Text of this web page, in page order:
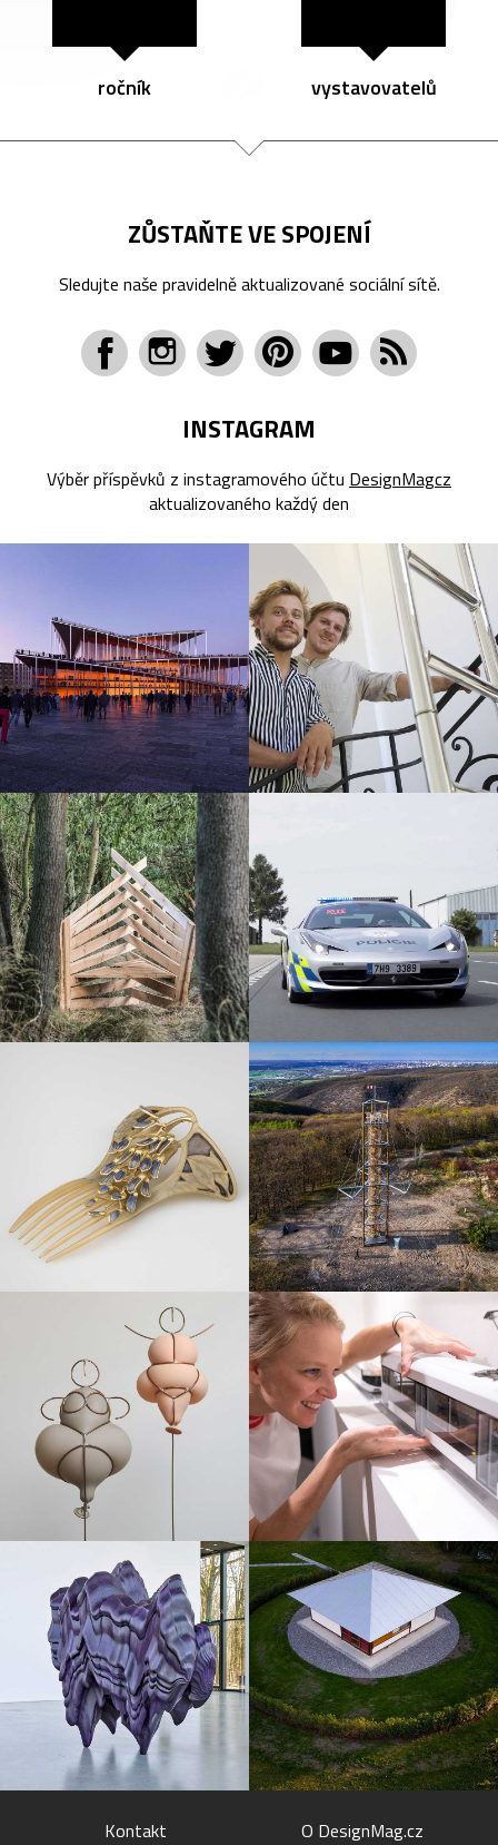
ročník vystavovatelů
ZŮSTAŇTE VE SPOJENÍ
Sledujte naše pravidelně aktualizované sociální sítě.
INSTAGRAM
Výběr příspěvků z instagramového účtu DesignMagcz
aktualizovaného každý den
Kontakt
O DesignMag.cz